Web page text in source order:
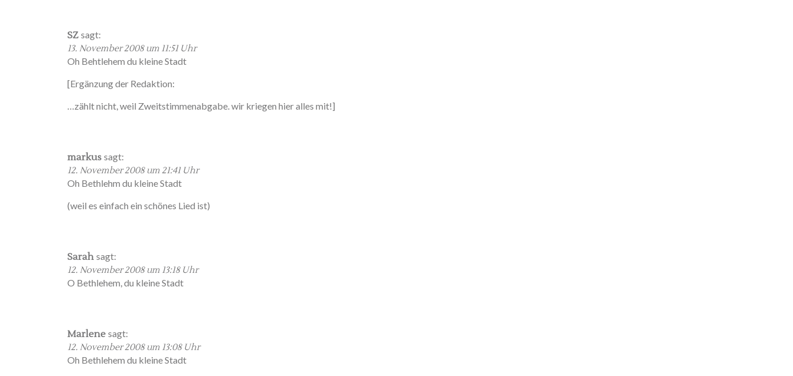
SZ sagt:
13. November 2008 um 11:51 Uhr
Oh Behtlehem du kleine Stadt
[Ergänzung der Redaktion:
…zählt nicht, weil Zweitstimmenabgabe. wir kriegen hier alles mit!]
markus sagt:
12. November 2008 um 21:41 Uhr
Oh Bethlehm du kleine Stadt
(weil es einfach ein schönes Lied ist)
Sarah sagt:
12. November 2008 um 13:18 Uhr
O Bethlehem, du kleine Stadt
Marlene sagt:
12. November 2008 um 13:08 Uhr
Oh Bethlehem du kleine Stadt